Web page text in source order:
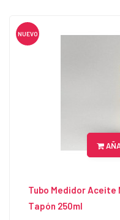
NUEVO
Tubo Medidor Aceite
Tapón 250ml